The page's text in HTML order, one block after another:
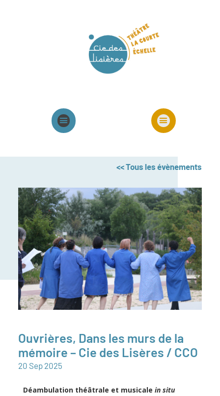
Spectacles cie
<< Tous les évènements
Ouvrières, Dans les murs de la
mémoire – Cie des Lisères / CCO
20 Sep 2025
Déambulation théâtrale et musicalein situ